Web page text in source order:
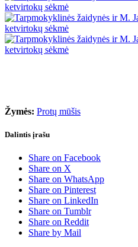
Žymės: Protų mūšis
Dalintis įrašu
Share on Facebook
Share on X
Share on WhatsApp
Share on Pinterest
Share on LinkedIn
Share on Tumblr
Share on Reddit
Share by Mail